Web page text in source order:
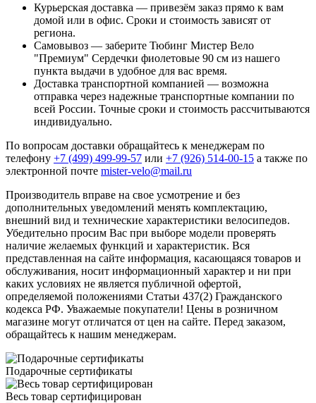
Курьерская доставка — привезём заказ прямо к вам
домой или в офис. Сроки и стоимость зависят от
региона.
Самовывоз — заберите Тюбинг Мистер Вело
"Премиум" Сердечки фиолетовые 90 см из нашего
пункта выдачи в удобное для вас время.
Доставка транспортной компанией — возможна
отправка через надежные транспортные компании по
всей России. Точные сроки и стоимость рассчитываются
индивидуально.
По вопросам доставки обращайтесь к менеджерам по
телефону +7 (499) 499-99-57 или +7 (926) 514-00-15 а также по
электронной почте mister-velo@mail.ru
Производитель вправе на свое усмотрение и без
дополнительных уведомлений менять комплектацию,
внешний вид и технические характеристики велосипедов.
Убедительно просим Вас при выборе модели проверять
наличие желаемых функций и характеристик. Вся
представленная на сайте информация, касающаяся товаров и
обслуживания, носит информационный характер и ни при
каких условиях не является публичной офертой,
определяемой положениями Статьи 437(2) Гражданского
кодекса РФ. Уважаемые покупатели! Цены в розничном
магазине могут отличатся от цен на сайте. Перед заказом,
обращайтесь к нашим менеджерам.
Подарочные сертификаты
Весь товар сертифицирован